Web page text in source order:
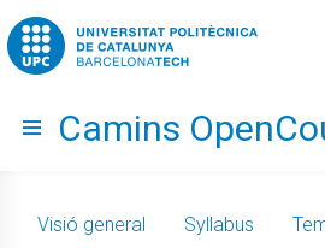
Go to upc.edu
Hide menu
Camins
Visió general Syllabus